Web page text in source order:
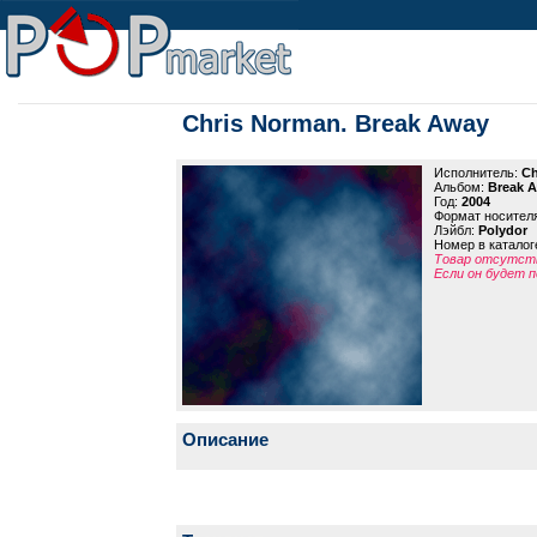
Chris Norman. Break Away
Исполнитель:
Альбом: Break
Год: 2004
Формат
Лэйбл: Polydor
Номер в
Товар
Если он будет
Описание